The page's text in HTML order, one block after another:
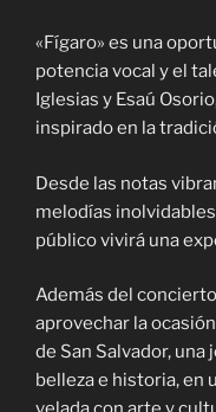
«Fígaro» es una
potencia vocal y el
Iglesias y Esaú
inspirado en la
Desde las notas
melodías
público vivirá una
Además del
aprovechar la
de San Salvador,
belleza e historia, en